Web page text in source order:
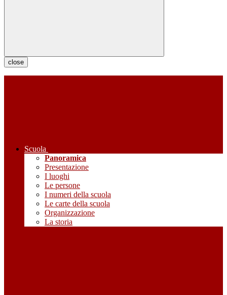
close
Scuola
Panoramica
Presentazione
I luoghi
Le persone
I numeri della scuola
Le carte della scuola
Organizzazione
La storia